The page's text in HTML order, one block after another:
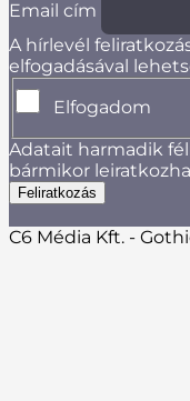
Email cím
A hírlevél
elfogadásával
Elfogadom
Adatait harmadik
bármikor
C6 Média Kft. -